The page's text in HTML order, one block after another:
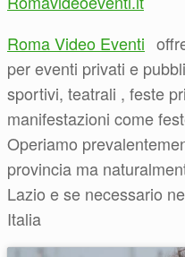
Roma Video Eventi
per eventi privati e
sportivi, teatrali , feste
manifestazioni come
Operiamo
provincia ma
Lazio e se necessario
Italia